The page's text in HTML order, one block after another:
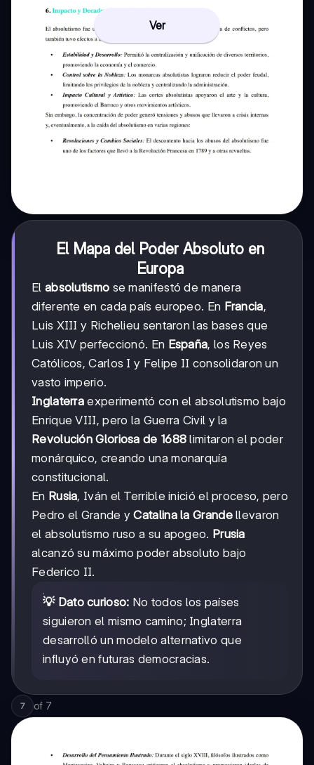
Ver
El Mapa del Poder Absoluto en
Europa
El absolutismo se manifestó de manera
diferente en cada país europeo. En Francia,
Luis XIII y Richelieu sentaron las bases que
Luis XIV perfeccionó. En España, los Reyes
Católicos, Carlos I y Felipe II consolidaron un
vasto imperio.
Inglaterra experimentó con el absolutismo bajo
Enrique VIII, pero la Guerra Civil y la
Revolución Gloriosa de 1688 limitaron el poder
monárquico, creando una monarquía
constitucional.
En Rusia, Iván el Terrible inició el proceso, pero
Pedro el Grande yCatalina la Grandellevaron
el absolutismo ruso a su apogeo. Prusia
alcanzó su máximo poder absoluto bajo
Federico II.
💡 Dato curioso: No todos los países
siguieron el mismo camino; Inglaterra
desarrolló un modelo alternativo que
influyó en futuras democracias.
7 of 7